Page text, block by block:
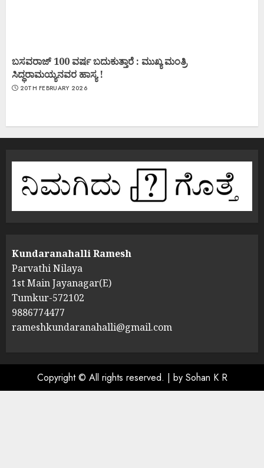
ಬಸವರಾಜ್ 100 ವರ್ಷ ಬದುಕುತ್ತಾರೆ : ಮುಖ್ಯ ಮಂತ್ರಿ
ಸಿದ್ಧರಾಮಯ್ಯನವರ ಹಾಸ್ಯ !
20TH FEBRUARY 2026
Kundaranahalli Ramesh
Parvathi Nilaya
1st Main Jayanagar(E)
Tumkur-572102
9886774477
rameshkundaranahalli@gmail.com
Copyright © All rights reserved. | by Sohan K R